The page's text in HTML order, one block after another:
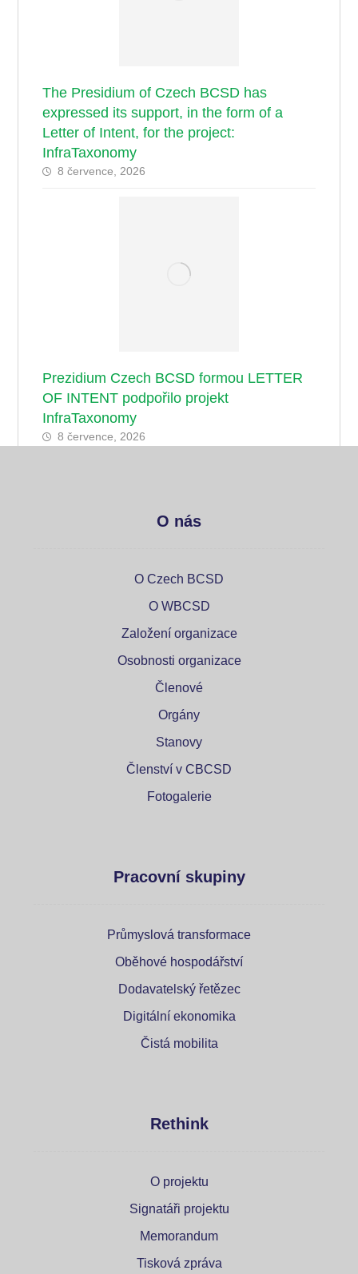
The Presidium of Czech BCSD has
expressed its support, in the form of a
Letter of Intent, for the project:
InfraTaxonomy
8 července, 2026
Prezidium Czech BCSD formou LETTER
OF INTENT podpořilo projekt
InfraTaxonomy
8 července, 2026
O nás
O Czech BCSD
O WBCSD
Založení organizace
Osobnosti organizace
Členové
Orgány
Stanovy
Členství v CBCSD
Fotogalerie
Pracovní skupiny
Průmyslová transformace
Oběhové hospodářství
Dodavatelský řetězec
Digitální ekonomika
Čistá mobilita
Rethink
O projektu
Signatáři projektu
Memorandum
Tisková zpráva